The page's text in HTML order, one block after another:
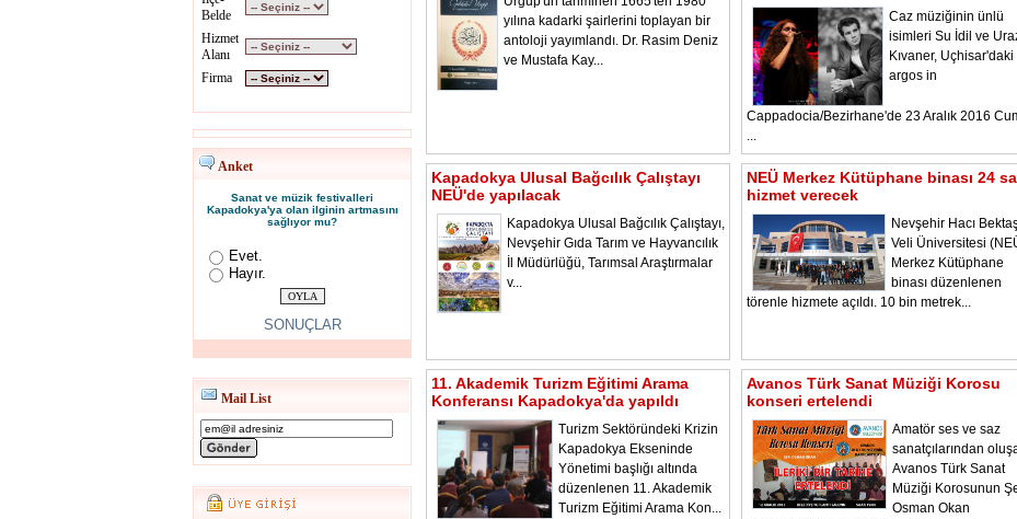
Belde
Hizmet
Alanı
Firma
Anket
Sanat ve müzik festivalleri
Kapadokya'ya olan ilginin artmasını
sağlıyor mu?
Evet.
Hayır.
SONUÇLAR
Mail List
yılına kadarki şairlerini toplayan bir
antoloji yayımlandı. Dr. Rasim Deniz
ve Mustafa Kay...
Caz müziğinin ünlü
isimleri Su İdil ve
Kıvaner, Uçhisar'daki
argos in
Cappadocia/Bezirhane'de 23 Aralık 2016
...
Kapadokya Ulusal Bağcılık Çalıştayı
NEÜ'de yapılacak
Kapadokya Ulusal Bağcılık Çalıştayı,
Nevşehir Gıda Tarım ve Hayvancılık
İl Müdürlüğü, Tarımsal Araştırmalar
v...
NEÜ Merkez Kütüphane binası 24
hizmet verecek
Nevşehir Hacı
Veli Üniversitesi
Merkez Kütüphane
binası düzenlenen
törenle hizmete açıldı. 10 bin metrek...
11. Akademik Turizm Eğitimi Arama
Konferansı Kapadokya'da yapıldı
Turizm Sektöründeki Krizin
Kapadokya Ekseninde
Yönetimi başlığı altında
düzenlenen 11. Akademik
Turizm Eğitimi Arama Kon...
Avanos Türk Sanat Müziği Korosu
konseri ertelendi
Amatör ses ve saz
sanatçılarından
Avanos Türk Sanat
Müziği Korosunun
Osman Okan